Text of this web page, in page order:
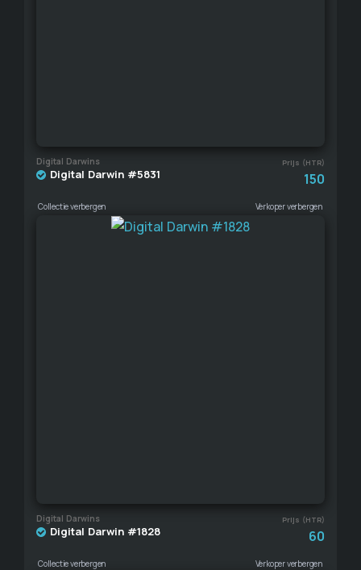
Digital Darwins Prijs (HTR)
Digital Darwin #5831 150
Collectie verbergen Verkoper verbergen
Digital Darwins Prijs (HTR)
Digital Darwin #1828 60
Collectie verbergen Verkoper verbergen